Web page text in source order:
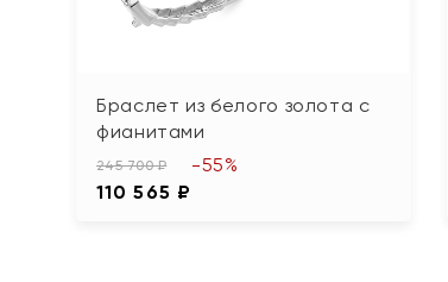
Браслет из белого золота с
фианитами
245 700 ₽
110 565 ₽
-55%